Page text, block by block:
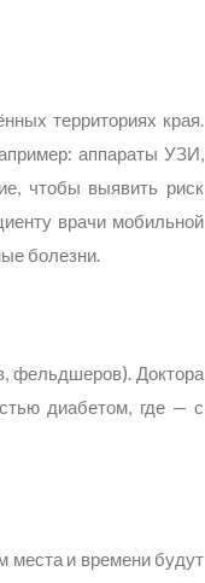
территориях края.
аппараты УЗИ,
чтобы выявить риск
врачи мобильной
болезни.
фельдшеров). Доктора
диабетом, где — с
места и времени будут